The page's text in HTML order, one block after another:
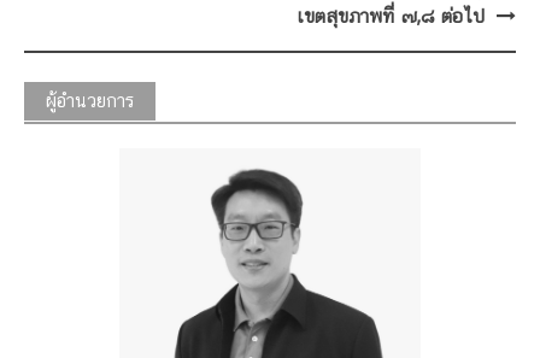
เขตสุขภาพที่ ๗,๘ ต่อไป
ผู้อำนวยการ